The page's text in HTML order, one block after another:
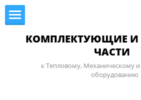
КОМПЛЕКТУЮЩИЕ И
ЧАСТИ
к Тепловому, Механическому
оборудованию